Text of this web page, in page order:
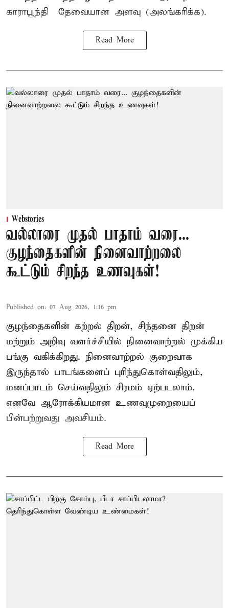
காராபூந்தி – தேவையான அளவு (அலங்கரிக்க).
Read More
Webstories
வல்லாரை முதல் பாதாம் வரை...
குழந்தைகளின் நினைவாற்றலை
கூட்டும் சிறந்த உணவுகள்!
Published on: 07 Aug 2026, 1:16 pm
குழந்தைகளின் கற்றல் திறன், சிந்தனை திறன்
மற்றும் அறிவு வளர்ச்சியில் நினைவாற்றல் முக்கிய
பங்கு வகிக்கிறது. நினைவாற்றல் குறைவாக
இருந்தால் பாடங்களைப் புரிந்துகொள்வதிலும்,
மனப்பாடம் செய்வதிலும் சிரமம் ஏற்படலாம்.
எனவே ஆரோக்கியமான உணவுமுறையைப்
பின்பற்றுவது அவசியம்.
Read More